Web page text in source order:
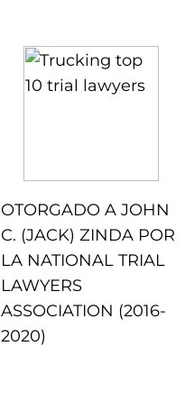
OTORGADO A JOHN
C. (JACK) ZINDA POR
LA NATIONAL TRIAL
LAWYERS
ASSOCIATION (2016-
2020)